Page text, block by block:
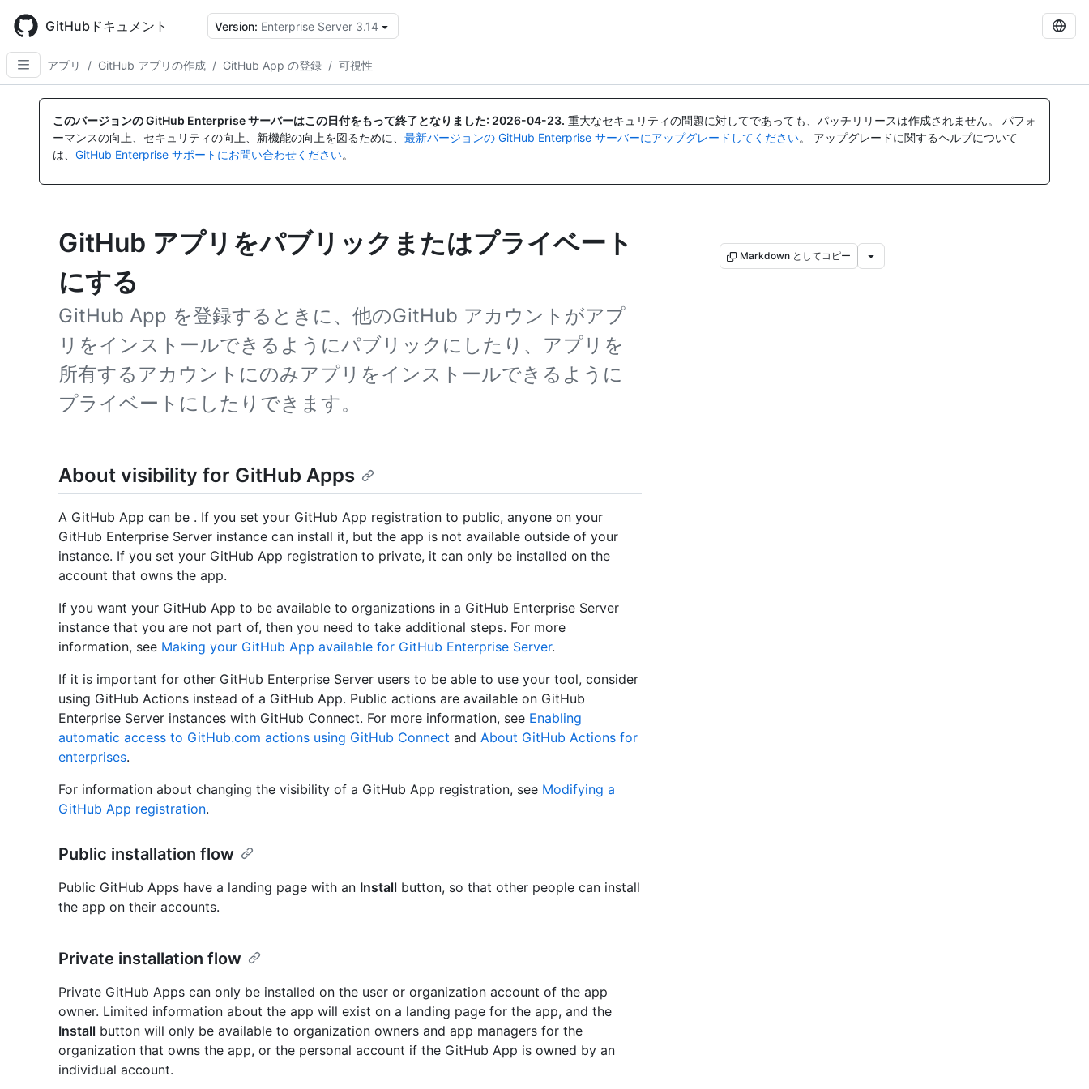
main
content
GitHubドキュメント Version: Enterprise Server 3.14
アプリ
/ GitHub アプリの作成 / GitHub App の登録 / 可視性
このバージョンの GitHub Enterprise サーバーはこの日付をもって終了となりました: 2026-04-23. 重大なセキュリティの問題に対してであっても、パッチリリースは作成されません。 パフォ
ーマンスの向上、セキュリティの向上、新機能の向上を図るために、 最新バージョンの GitHub Enterprise サーバーにアップグレードしてください。 アップグレードに関するヘルプについて
は、 GitHub Enterprise サポートにお問い合わせください。
GitHub アプリをパブリックまたはプライベート
にする
GitHub App を登録するときに、他のGitHub アカウントがアプ
リをインストールできるようにパブリックにしたり、アプリを
所有するアカウントにのみアプリをインストールできるように
プライベートにしたりできます。
Markdown としてコピー
About visibility for GitHub Apps
A GitHub App can be . If you set your GitHub App registration to public, anyone on your
GitHub Enterprise Server instance can install it, but the app is not available outside of your
instance. If you set your GitHub App registration to private, it can only be installed on the
account that owns the app.
If you want your GitHub App to be available to organizations in a GitHub Enterprise Server
instance that you are not part of, then you need to take additional steps. For more
information, see Making your GitHub App available for GitHub Enterprise Server.
If it is important for other GitHub Enterprise Server users to be able to use your tool, consider
using GitHub Actions instead of a GitHub App. Public actions are available on GitHub
Enterprise Server instances with GitHub Connect. For more information, see Enabling
automatic access to GitHub.com actions using GitHub Connect and About GitHub Actions for
enterprises.
For information about changing the visibility of a GitHub App registration, see Modifying a
GitHub App registration.
Public installation flow
Public GitHub Apps have a landing page with an Install button, so that other people can install
the app on their accounts.
Private installation flow
Private GitHub Apps can only be installed on the user or organization account of the app
owner. Limited information about the app will exist on a landing page for the app, and the
Install button will only be available to organization owners and app managers for the
organization that owns the app, or the personal account if the GitHub App is owned by an
individual account.